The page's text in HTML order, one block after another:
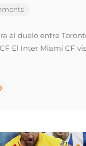
el duelo entre
El Inter Miami CF